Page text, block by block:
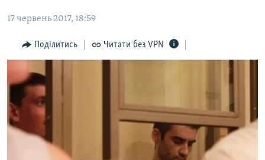
до
ІНТЕРВ'Ю
ВСЕ ЗА ДЕНЬ
СПЕЦПРОЕКТИ
ДЕПОРТАЦІЯ
ВІДЕОУРОКИ «ELIFBE»
СВІДЧЕННЯ ОКУПАЦІЇ
УКРАЇНСЬКА ПРОБЛЕМА КРИМУ
ЯК ОБІЙТИ БЛОКУВАННЯ
Русский
Qırımtatar
17 червень 2017, 18:59
Поділитись Читати без VPN